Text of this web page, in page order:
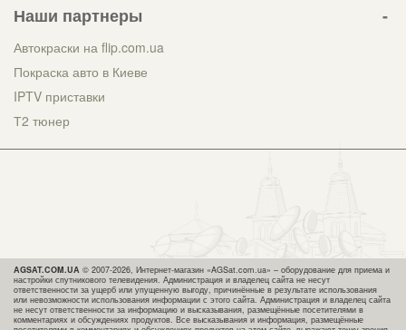
Наши партнеры
Автокраски на flip.com.ua
Покраска авто в Киеве
IPTV приставки
Т2 тюнер
AGSAT.COM.UA © 2007-2026, Интернет-магазин «AGSat.com.ua» – оборудование для приема и
настройки спутникового телевидения. Администрация и владелец сайта не несут
ответственности за ущерб или упущенную выгоду, причинённые в результате использования
или невозможности использования информации с этого сайта. Администрация и владелец сайта
не несут ответственности за информацию и высказывания, размещённые посетителями в
комментариях и обсуждениях продуктов. Все высказывания и информация, размещённые